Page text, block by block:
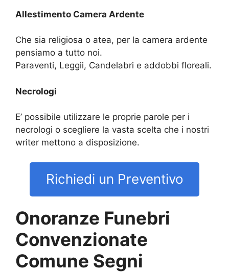
Allestimento Camera Ardente
Che sia religiosa o atea, per la camera ardente
pensiamo a tutto noi.
Paraventi, Leggii, Candelabri e addobbi floreali.
Necrologi
E’ possibile utilizzare le proprie parole per i
necrologi o scegliere la vasta scelta che i nostri
writer mettono a disposizione.
Richiedi un Preventivo
Onoranze Funebri
Convenzionate
Comune Segni